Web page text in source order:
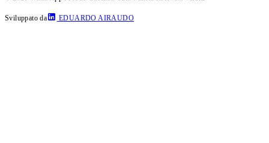
Sviluppato da EDUARDO AIRAUDO